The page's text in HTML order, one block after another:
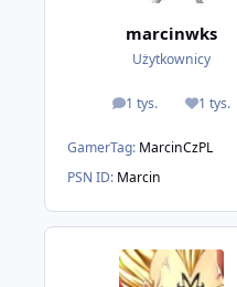
marcinwks
Użytkownicy
1 tys.
odpowiedzi1 tys.
GamerTag: MarcinCzPL
PSN ID: Marcin